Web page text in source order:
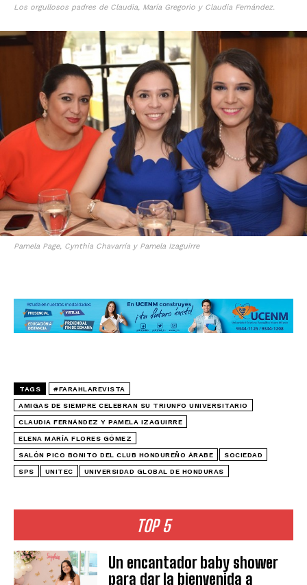
TOP 5
Un encantador baby shower
para dar la bienvenida a
Los orgullosos padres de Claudia, María Gregorio y Claudia Fernández.
Pamela Page, Cynthia Chavarría y Pamela Izaguirre
TAGS #FARAHLAREVISTA
AMIGAS DE SIEMPRE CELEBRAN SU TRIUNFO UNIVERSITARIO
CLAUDIA FERNÁNDEZ Y PAMELA IZAGUIRRE
ELENA MARÍA FLORES GÓMEZ
SALÓN PICO BONITO DEL CLUB HONDUREÑO ÁRABE SOCIEDAD
SPS UNITEC UNIVERSIDAD GLOBAL DE HONDURAS